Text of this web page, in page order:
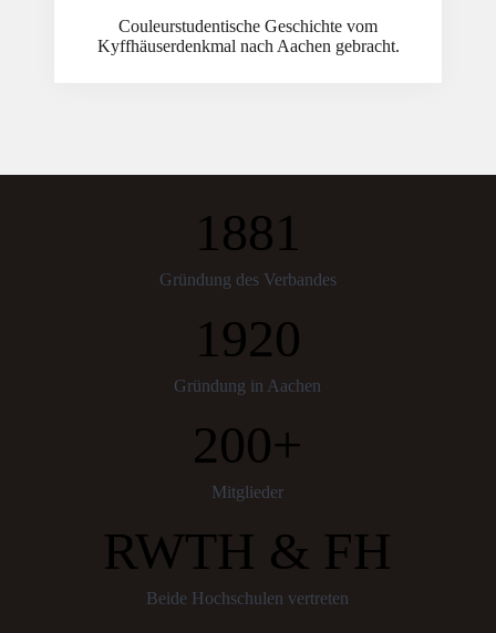
Couleurstudentische Geschichte vom
Kyffhäuserdenkmal nach Aachen gebracht.
1881
Gründung des Verbandes
1920
Gründung in Aachen
200+
Mitglieder
RWTH & FH
Beide Hochschulen vertreten